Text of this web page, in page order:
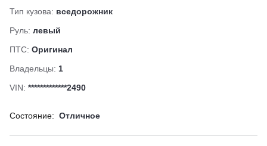
Тип кузова: вседорожник
Руль: левый
ПТС: Оригинал
Владельцы: 1
VIN: *************2490
Состояние: Отличное